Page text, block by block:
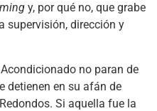
y, por qué no, que grabe
supervisión, dirección y
no paran de
detienen en su afán de
Si aquella fue la